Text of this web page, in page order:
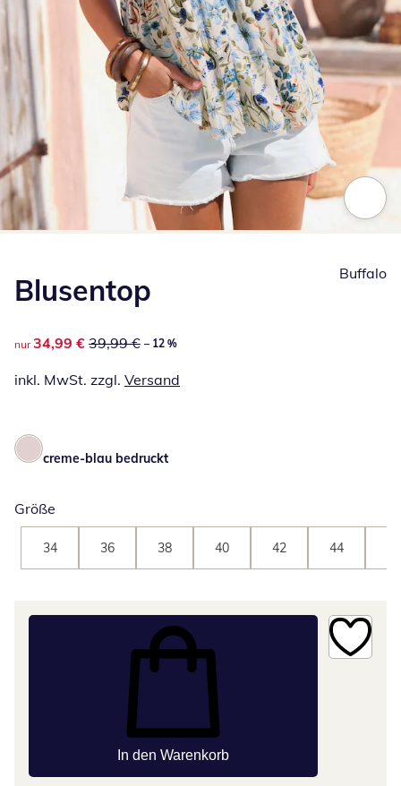
Blusentop
reduzierter Preis 34,99 €, vorheriger Preis: 39,99 €
nur 34,99 € 39,99 € – 12 %
inkl. MwSt. zzgl. Versand
Buffalo
creme-blau bedruckt
Größe
34 36 38 40 42 44
In den Warenkorb